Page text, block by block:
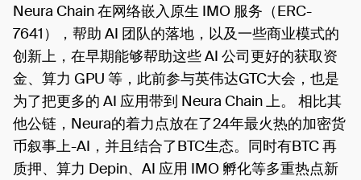
Neura Chain 在网络嵌入原生 IMO 服务（ERC-
7641），帮助 AI 团队的落地，以及一些商业模式的
创新上，在早期能够帮助这些 AI 公司更好的获取资
金、算力 GPU 等，此前参与英伟达GTC大会，也是
为了把更多的 AI 应用带到 Neura Chain 上。 相比其
他公链，Neura的着力点放在了24年最火热的加密货
币叙事上-AI，并且结合了BTC生态。同时有BTC 再
质押、算力 Depin、AI 应用 IMO 孵化等多重热点新